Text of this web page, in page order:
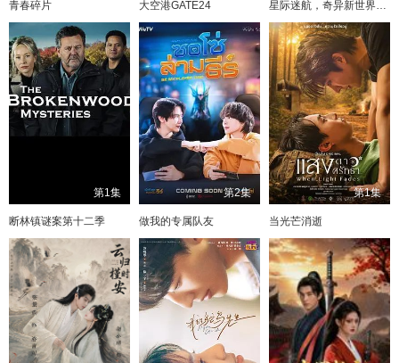
青春碎片 大空港GATE24 星际迷航，奇异新世界第四季
第1集
断林镇谜案第十二季
第2集
做我的专属队友
第1集
当光芒消逝